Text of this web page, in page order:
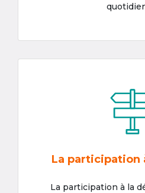
La participation
La participation à la